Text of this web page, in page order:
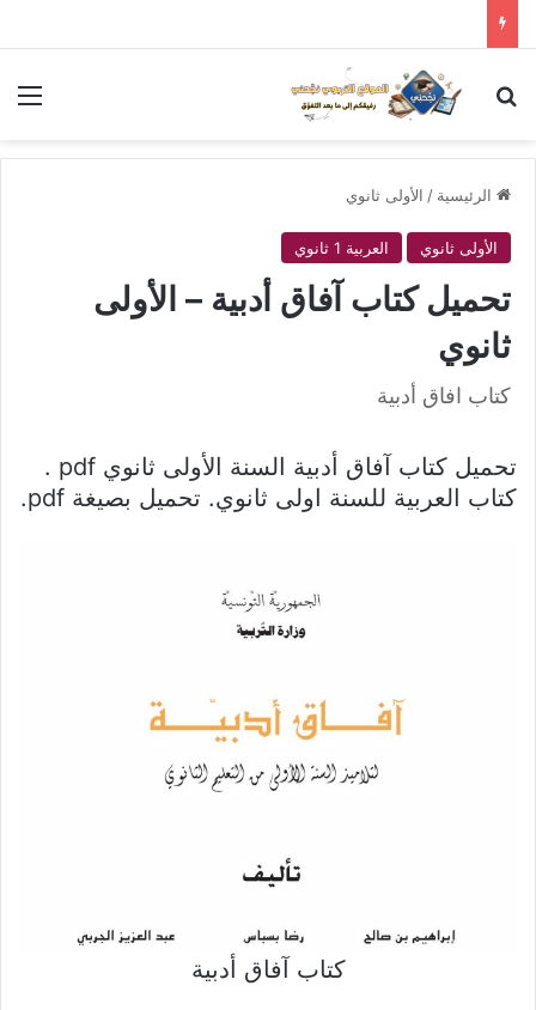
بحث عن
الرئيسية / الأولى ثانوي
الأولى ثانوي العربية 1 ثانوي
تحميل كتاب آفاق أدبية – الأولى
ثانوي
كتاب افاق أدبية
تحميل كتاب آفاق أدبية السنة الأولى ثانوي pdf .
كتاب العربية للسنة اولى ثانوي. تحميل بصيغة pdf.
كتاب آفاق أدبية